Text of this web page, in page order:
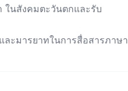
นสังคมตะวันตกและรับ
ะมารยาทในการสื่อสารภาษา